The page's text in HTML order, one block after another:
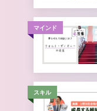
マインド
スキル